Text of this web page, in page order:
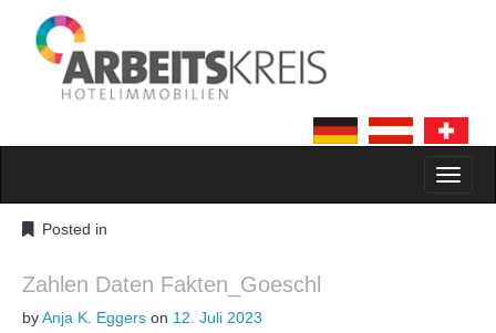
Posted in
Zahlen Daten Fakten_Goeschl
byAnja K. Eggers on 12. Juli 2023